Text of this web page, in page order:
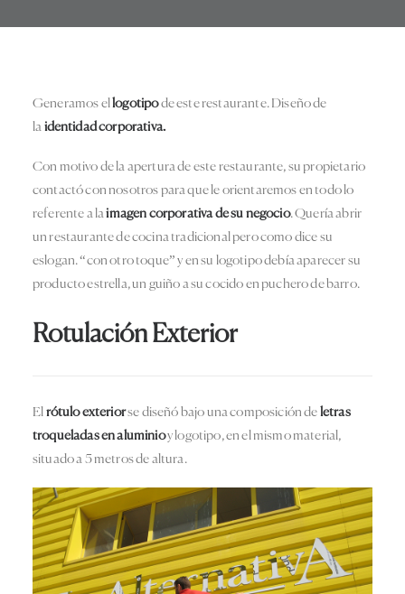
Generamos ellogotipode este restaurante. Diseño de
la identidad corporativa.
Con motivo de la apertura de este restaurante, su propietario
contactó con nosotros para que le orientaremos en todo lo
referente a laimagen corporativa de su negocio. Quería abrir
un restaurante de cocina tradicional pero como dice su
eslogan. “con otro toque” y en su logotipo debía aparecer su
producto estrella, un guiño a su cocido en puchero de barro.
Rotulación Exterior
El rótulo exteriorse diseñó bajo una composición de letras
troqueladas en aluminioy logotipo, en el mismo material,
situado a 5 metros de altura.